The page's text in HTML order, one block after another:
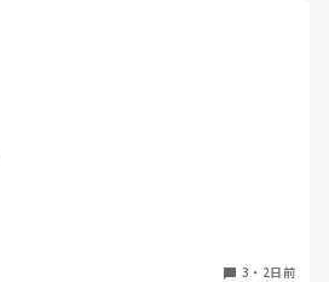
いますが
なるまで何もアクションがなかった
もなくて
3 ・ 2日前